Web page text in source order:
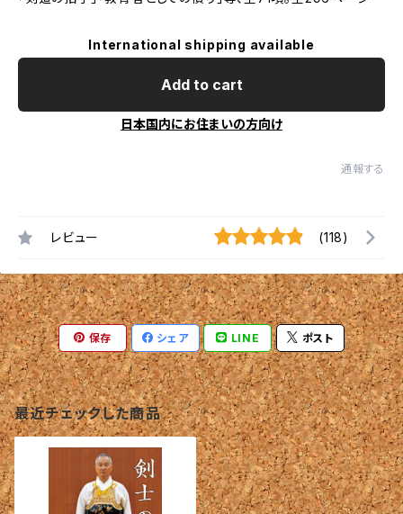
International shipping available
Add to cart
日本国内にお住まいの方向け
通報する
レビュー (118)
保存 シェア LINE ポスト
最近チェックした商品